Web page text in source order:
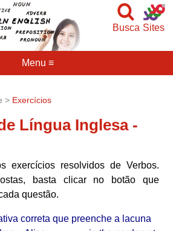
Sites
Busca
> Exercícios
Língua Inglesa -
exercícios resolvidos de Verbos.
basta clicar no botão que
questão.
correta que preenche a lacuna